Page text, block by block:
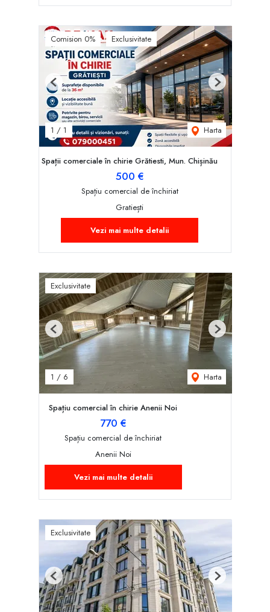
Comision 0% Exclusivitate
1 / 1 Harta
Previous Next
Spații comerciale în chirie Grătiesti, Mun. Chișinău
500 €
Spațiu comercial de închiriat
Gratiești
Vezi mai multe detalii
Exclusivitate
1 / 6 Harta
Previous Next
Spațiu comercial în chirie Anenii Noi
770 €
Spațiu comercial de închiriat
Anenii Noi
Vezi mai multe detalii
Exclusivitate
Previous Next